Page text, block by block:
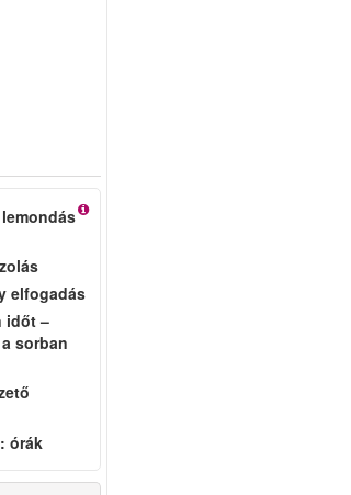
elfogadás
időt –
sorban
: órák